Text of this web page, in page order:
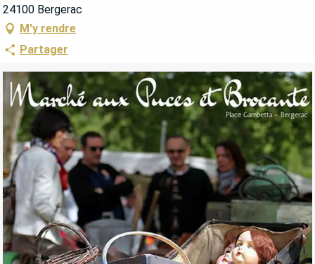
24100 Bergerac
M'y rendre
Partager